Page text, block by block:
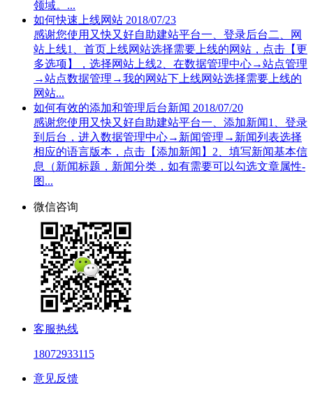
领域。...
如何快速上线网站 2018/07/23
感谢您使用又快又好自助建站平台一、登录后台二、网
站上线1、首页上线网站选择需要上线的网站，点击【更
多选项】，选择网站上线2、在数据管理中心→站点管理
→站点数据管理→我的网站下上线网站选择需要上线的
网站...
如何有效的添加和管理后台新闻 2018/07/20
感谢您使用又快又好自助建站平台一、添加新闻1、登录
到后台，进入数据管理中心→新闻管理→新闻列表选择
相应的语言版本，点击【添加新闻】2、填写新闻基本信
息（新闻标题，新闻分类，如有需要可以勾选文章属性-
图...
微信咨询
客服热线
18072933115
意见反馈